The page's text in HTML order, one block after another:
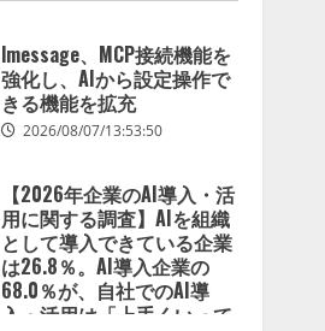
用に関する調査】AIを組織
として導入できている企業
は26.8％。AI導入企業の
68.0％が、自社でのAI導
いる」と回答
2026/08/07/13:53:50
ナレッジワーク、AIエンジ
ニア油井 誠（@myui）が入
社。「セールスAIエージェ
ントOS」「営業領域の業界
特化LLM」の開発とAI研究
開発をリード